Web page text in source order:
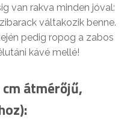
van rakva minden jóval:
váltakozik benne.
pedig ropog a zabos
kávé mellé!
átmérőjű,